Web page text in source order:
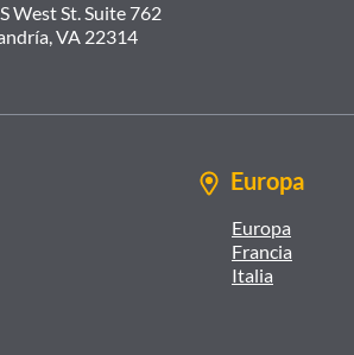
West St. Suite 762
VA 22314
Europa
Europa
Francia
Italia